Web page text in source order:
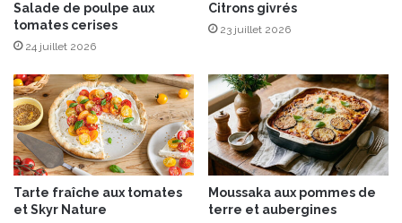
s
V
e
t
e
s
d
u
1
8
s
e
d
e
h
è
v
r
e
e
J
Salade de poulpe aux
tomates cerises
24 juillet 2026
Citrons givrés
23 juillet 2026
Tarte fraîche aux tomates
et Skyr Nature
Moussaka aux pommes de
terre et aubergines